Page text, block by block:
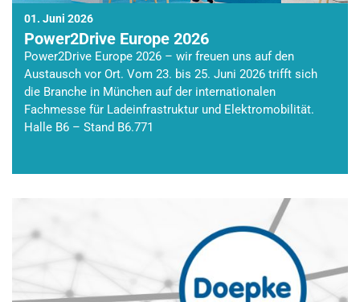
01. Juni 2026
Power2Drive Europe 2026
Power2Drive Europe 2026 – wir freuen uns auf den
Austausch vor Ort. Vom 23. bis 25. Juni 2026 trifft sich
die Branche in München auf der internationalen
Fachmesse für Ladeinfrastruktur und Elektromobilität.
Halle B6 – Stand B6.771